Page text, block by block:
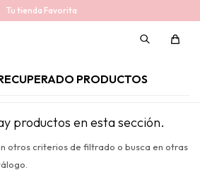
Tu tienda Favorita
PRODUCTOS
productos en esta sección.
otros criterios de filtrado o busca en otras